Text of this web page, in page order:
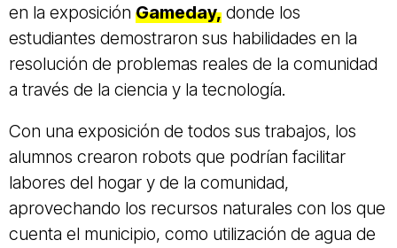
en la exposición Gameday, donde los
estudiantes demostraron sus habilidades en la
resolución de problemas reales de la comunidad
a través de la ciencia y la tecnología.
Con una exposición de todos sus trabajos, los
alumnos crearon robots que podrían facilitar
labores del hogar y de la comunidad,
aprovechando los recursos naturales con los que
cuenta el municipio, como utilización de agua de